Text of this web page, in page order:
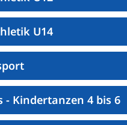
U14
- Kindertanzen 4 bis 6